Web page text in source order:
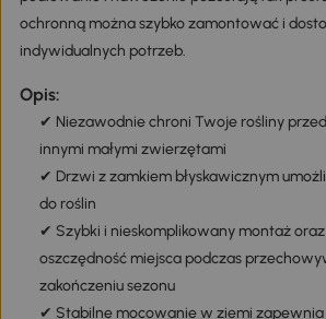
ochronną można szybko zamontować i
indywidualnych potrzeb.
Opis:
✔ Niezawodnie chroni Twoje rośliny
innymi małymi zwierzętami
✔ Drzwi z zamkiem błyskawicznym
do roślin
✔ Szybki i nieskomplikowany montaż
oszczędność miejsca podczas
zakończeniu sezonu
✔ Stabilne mocowanie w ziemi